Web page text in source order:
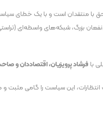
با منتقدان است و با یک خطای
بزرگ، شبکه‌های واسطه‌ای
با فرشاد پرویزیان، اقتصاددان و
ارز ۱۰۰۰ یورویی به متقاضیان و کارکرد آن در مدیریت